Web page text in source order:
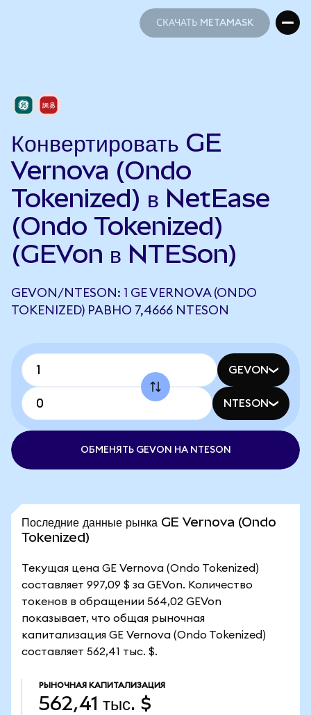
СКАЧАТЬ METAMASK
Конвертировать GE
Vernova (Ondo
Tokenized) в NetEase
(Ondo Tokenized)
(GEVon в NTESon)
GEVON/NTESON: 1 GE VERNOVA (ONDO
TOKENIZED) РАВНО 7,4666 NTESON
GEVON
NTESON
ОБМЕНЯТЬ GEVON НА NTESON
Последние данные рынка GE Vernova (Ondo
Tokenized)
Текущая цена GE Vernova (Ondo Tokenized)
составляет 997,09 $ за GEVon. Количество
токенов в обращении 564,02 GEVon
показывает, что общая рыночная
капитализация GE Vernova (Ondo Tokenized)
составляет 562,41 тыс. $.
РЫНОЧНАЯ КАПИТАЛИЗАЦИЯ
562,41 тыс. $